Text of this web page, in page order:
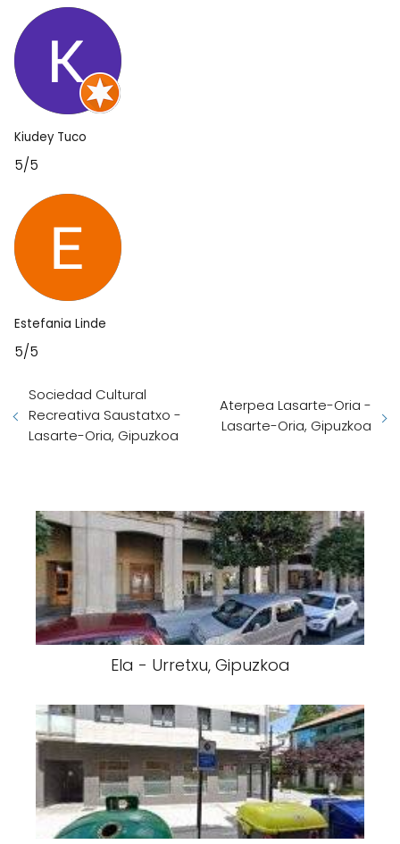
Kiudey Tuco
5/5
Estefania Linde
5/5
Sociedad Cultural
Recreativa Saustatxo -
Lasarte-Oria, Gipuzkoa
Aterpea Lasarte-Oria -
Lasarte-Oria, Gipuzkoa
Ela - Urretxu, Gipuzkoa